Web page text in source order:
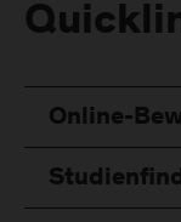
Online-